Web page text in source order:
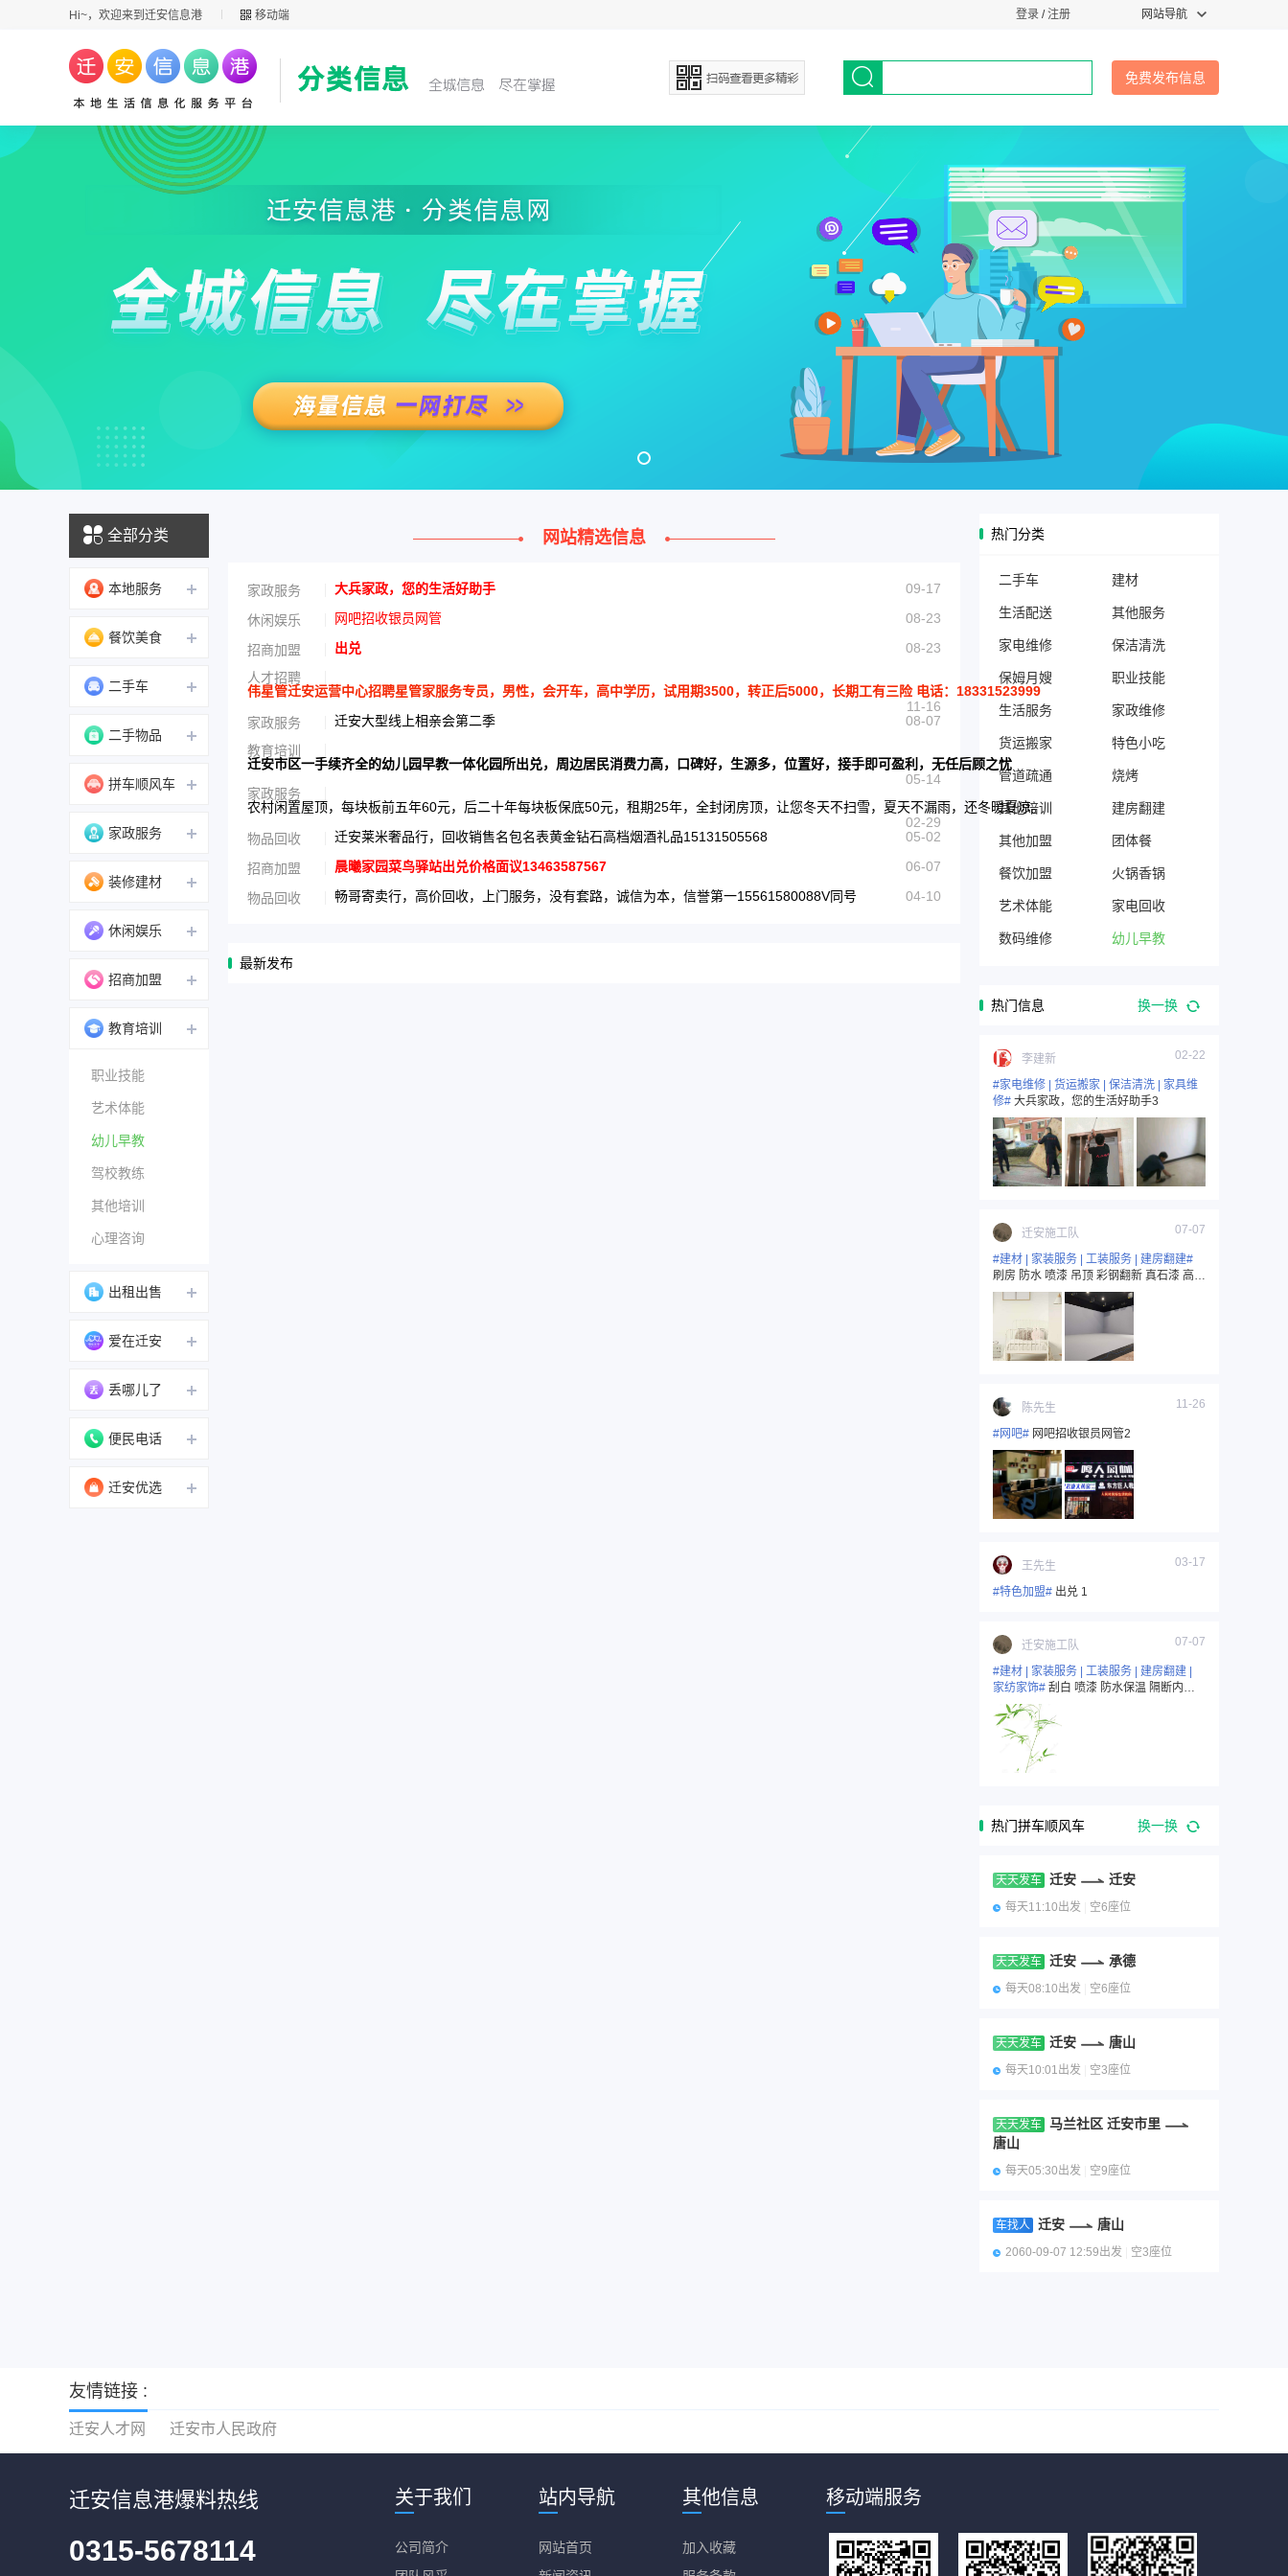
Hi~，欢迎来到迁安信息港 移动端 登录 /注册 网站导航
免费发布信息
全部分类
本地服务
餐饮美食
二手车
二手物品
拼车顺风车
家政服务
装修建材
休闲娱乐
招商加盟
教育培训
职业技能
艺术体能
幼儿早教
驾校教练
其他培训
心理咨询
出租出售
爱在迁安
丢哪儿了
便民电话
迁安优选
热门分类
二手车 建材
生活配送 其他服务
家电维修 保洁清洗
保姆月嫂 职业技能
生活服务 家政维修
货运搬家 特色小吃
管道疏通 烧烤
其他培训 建房翻建
其他加盟 团体餐
餐饮加盟 火锅香锅
艺术体能 家电回收
数码维修 幼儿早教
热门信息 换一换
李建新 02-22
#家电维修 | 货运搬家 | 保洁清洗 | 家具维
修# 大兵家政，您的生活好助手3
迁安施工队 07-07
#建材 | 家装服务 | 工装服务 | 建房翻建#
刷房 防水 喷漆 吊顶 彩钢翻新 真石漆 高空
作业等157333212062
陈先生 11-26
#网吧# 网吧招收银员网管2
王先生 03-17
#特色加盟# 出兑 1
迁安施工队 07-07
#建材 | 家装服务 | 工装服务 | 建房翻建 |
家纺家饰#
装修157333212061
热门拼车顺风车 换一换
天天发车 迁安 迁安
每天11:10出发 空6座位
天天发车 迁安 承德
每天08:10出发 空6座位
天天发车 迁安 唐山
每天10:01出发 空3座位
天天发车 马兰社区 迁安市里
唐山
每天05:30出发 空9座位
车找人 迁安 唐山
2060-09-07 12:59出发 空3座位
网站精选信息
家政服务 大兵家政，您的生活好助手 09-17
休闲娱乐 网吧招收银员网管 08-23
招商加盟 出兑
08-23
人才招聘
伟星管迁安运营中心招聘星管家服务专员，男性，会开车，高中学历，试用期3500，转正后5000，长期工有三险 电话：18331523999
11-16
家政服务
迁安大型线上相亲会第二季
08-07
教育培训
迁安市区一手续齐全的幼儿园早教一体化园所出兑，周边居民消费力高，口碑好，生源多，位置好，接手即可盈利，无任后顾之忧
05-14
家政服务
农村闲置屋顶，每块板前五年60元，后二十年每块板保底50元，租期25年，全封闭房顶，让您冬天不扫雪，夏天不漏雨，还冬暖夏凉。
02-29
物品回收
迁安莱米奢品行，回收销售名包名表黄金钻石高档烟酒礼品15131505568 05-02
招商加盟 晨曦家园菜鸟驿站出兑价格面议13463587567 06-07
物品回收 畅哥寄卖行，高价回收，上门服务，没有套路，诚信为本，信誉第一15561580088V同号 04-10
最新发布
友情链接 :
迁安人才网 迁安市人民政府
迁安信息港爆料热线
0315-5678114
关于我们
公司简介
站内导航
网站首页
其他信息
加入收藏
移动端服务